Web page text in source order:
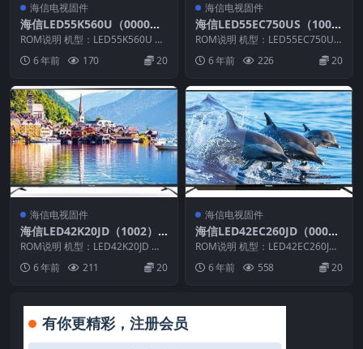
海信电视固件
海信LED55K560U（0000）
BOM1_C005_20151112官方
原厂USB刷机电视固件包
ROM说明 机型：LED55K560U 固
件版本：（0000） BOM：1 海
信...6 年前 170 20
海信电视固件
海信LED55EC750US（100
0）BOM2_C004_20180226
官方原厂USB刷机电视固件包
ROM说明 机型：LED55EC750US
固件版本：（1000） BOM：2 ...
6 年前 226 20
海信电视固件
海信LED42K20JD（1002）B
OM23官方原厂USB刷机电视
固件包
ROM说明 机型：LED42K20JD 固
件版本：（1002） BOM：23 海...
6 年前 211 20
海信电视固件
海信LED42EC260JD（000
0）BOM1官方原厂USB刷机
电视固件包
ROM说明 机型：LED42EC260JD
固件版本：（0000） BOM：1 ...
6 年前 558 20
有你更精彩，注册会员